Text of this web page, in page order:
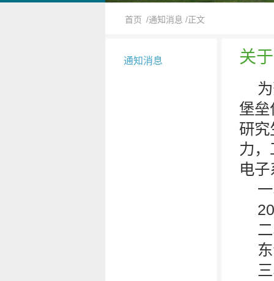
首页 /通知消息 /正文
通知消息 关
堡垒
研究
力，
电